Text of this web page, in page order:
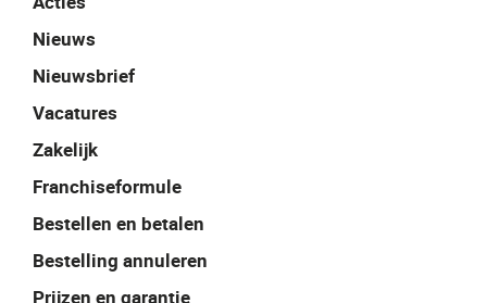
Nieuws
Nieuwsbrief
Vacatures
Zakelijk
Franchiseformule
Bestellen en betalen
Bestelling annuleren
Prijzen en garantie